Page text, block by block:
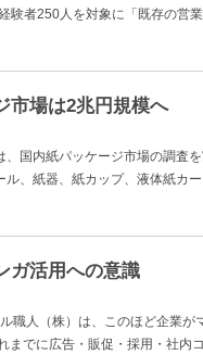
験者250人を対象に「既存の営
市場は2兆円規模へ
、国内紙パッケージ市場の調
ル、紙器、紙カップ、液体紙
ガ活用への意識
ル職人（株）は、このほど企業
でに広告・販促・採用・社内